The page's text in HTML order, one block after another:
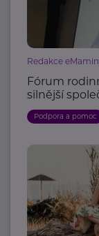
Redakce
Fórum
silnější
Podpora a pomoc